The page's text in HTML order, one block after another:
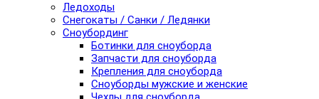
Ледоходы
Снегокаты / Санки / Ледянки
Сноубординг
Ботинки для сноуборда
Запчасти для сноуборда
Крепления для сноуборда
Сноуборды мужские и женские